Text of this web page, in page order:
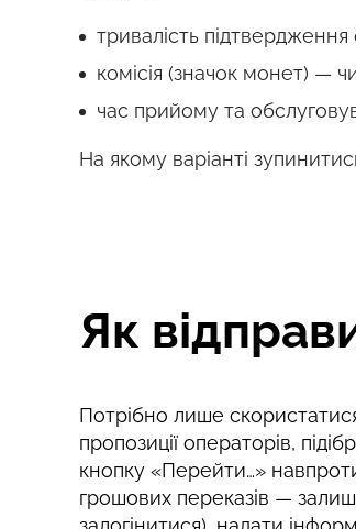
тривалість
комісія (значок монет) —
час прийому та
На якому варіанті
Як
Потрібно лише
пропозиції операторів,
кнопку «Перейти…»
грошових переказів —